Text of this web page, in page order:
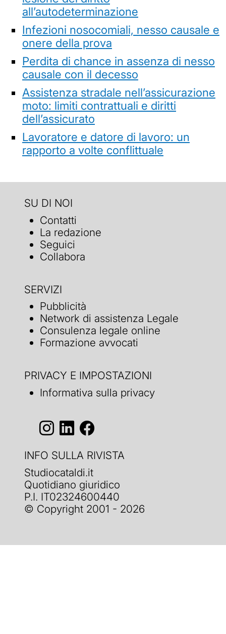
all’autodeterminazione
Infezioni nosocomiali, nesso causale e
onere della prova
Perdita di chance in assenza di nesso
causale con il decesso
Assistenza stradale nell’assicurazione
moto: limiti contrattuali e diritti
dell’assicurato
Lavoratore e datore di lavoro: un
rapporto a volte conflittuale
SU DI NOI
Contatti
La redazione
Seguici
Collabora
SERVIZI
Pubblicità
Network di assistenza Legale
Consulenza legale online
Formazione avvocati
PRIVACY E IMPOSTAZIONI
Informativa sulla privacy
INFO SULLA RIVISTA
Studiocataldi.it
Quotidiano giuridico
P.I. IT02324600440
© Copyright 2001 - 2026